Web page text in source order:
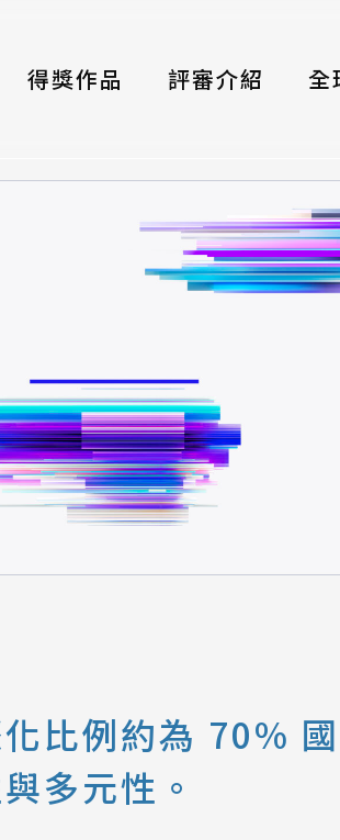
得獎作品 評審介紹 全
比例約為 70%
多元性。